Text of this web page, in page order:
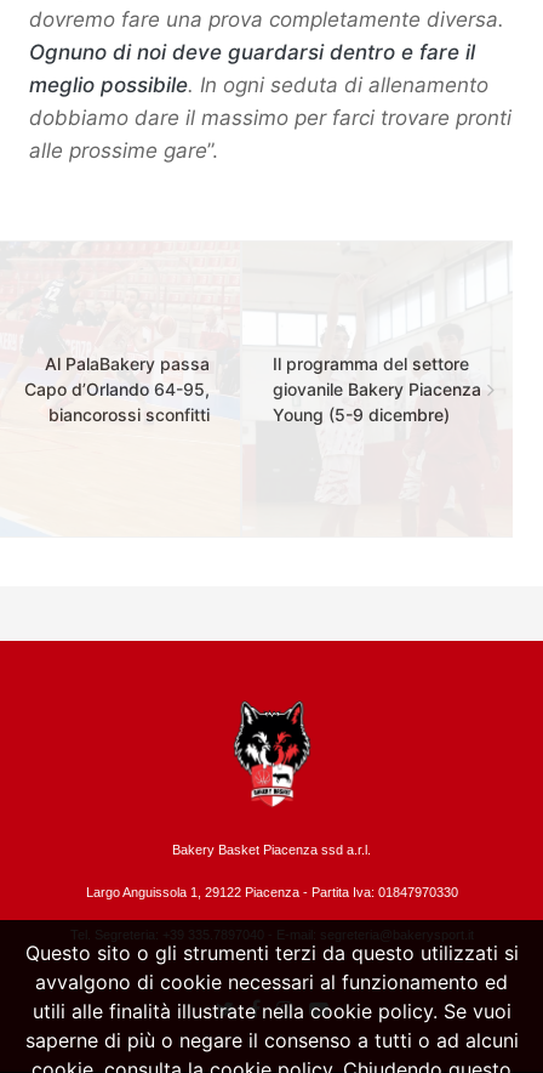
dovremo fare una prova completamente diversa.
Ognuno di noi deve guardarsi dentro e fare il
meglio possibile. In ogni seduta di allenamento
dobbiamo dare il massimo per farci trovare pronti
alle prossime gare”.
Al PalaBakery passa
Capo d’Orlando 64-95,
biancorossi sconfitti
Il programma del settore
giovanile Bakery Piacenza
Young (5-9 dicembre)
Bakery Basket Piacenza ssd a.r.l.
Largo Anguissola 1, 29122 Piacenza - Partita Iva: 01847970330
Tel. Segreteria: +39 335.7897040 - E-mail: segreteria@bakerysport.it
Questo sito o gli strumenti terzi da questo utilizzati si
avvalgono di cookie necessari al funzionamento ed
utili alle finalità illustrate nella cookie policy. Se vuoi
saperne di più o negare il consenso a tutti o ad alcuni